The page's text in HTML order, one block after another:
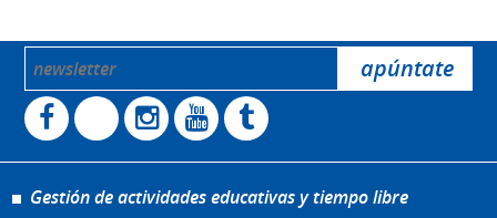
Gestión de actividades educativas y tiempo libre